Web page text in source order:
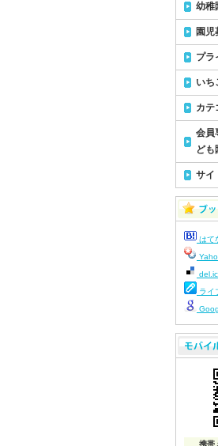
幼稚
園児
プラ
いち
カテ
会員
ども
サイ
はて
ライ
携帯